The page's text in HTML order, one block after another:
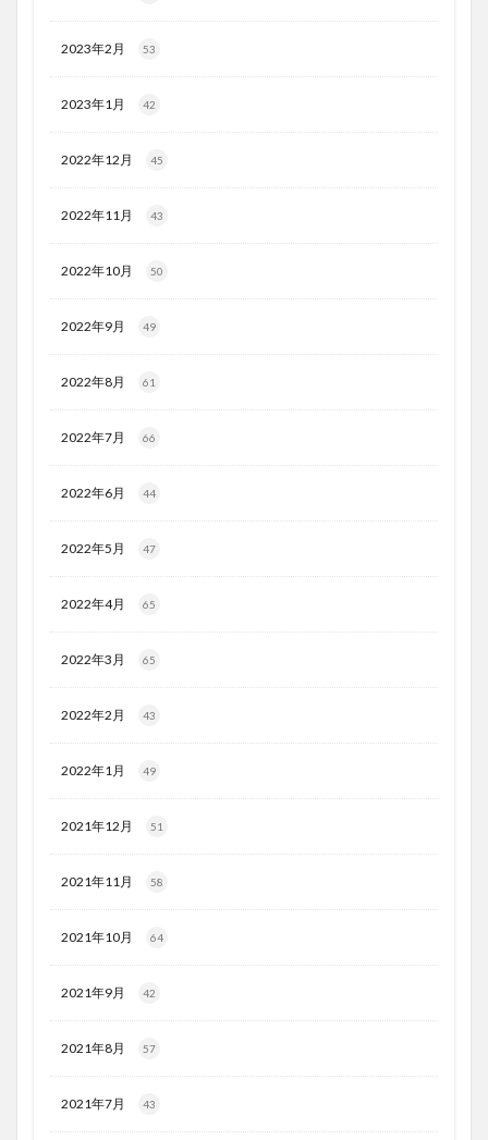
2023年2月 53
2023年1月 42
2022年12月 45
2022年11月 43
2022年10月 50
2022年9月 49
2022年8月 61
2022年7月 66
2022年6月 44
2022年5月 47
2022年4月 65
2022年3月 65
2022年2月 43
2022年1月 49
2021年12月 51
2021年11月 58
2021年10月 64
2021年9月 42
2021年8月 57
2021年7月 43